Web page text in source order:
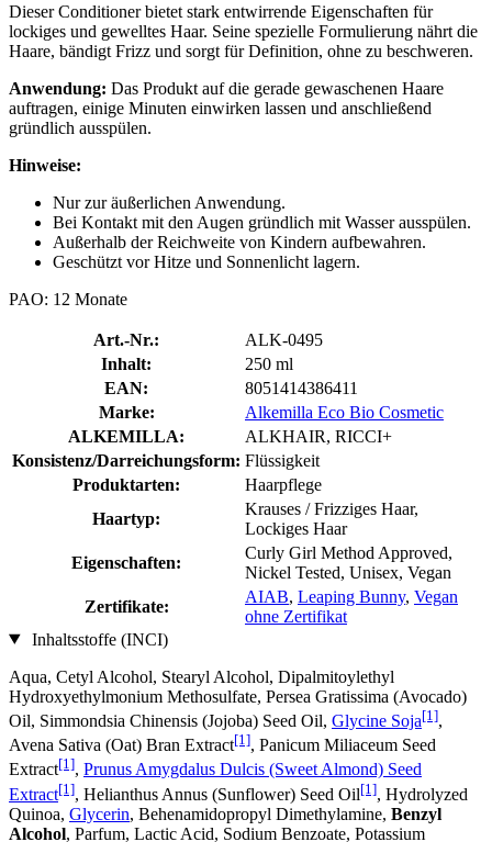
Dieser Conditioner bietet stark entwirrende Eigenschaften für
lockiges und gewelltes Haar. Seine spezielle Formulierung nährt die
Haare, bändigt Frizz und sorgt für Definition, ohne zu beschweren.
Anwendung: Das Produkt auf die gerade gewaschenen Haare
auftragen, einige Minuten einwirken lassen und anschließend
gründlich ausspülen.
Hinweise:
Nur zur äußerlichen Anwendung.
Bei Kontakt mit den Augen gründlich mit Wasser ausspülen.
Außerhalb der Reichweite von Kindern aufbewahren.
Geschützt vor Hitze und Sonnenlicht lagern.
PAO: 12 Monate
Art.-Nr.:
ALK-0495
Inhalt:
250 ml
EAN:
8051414386411
Marke:
Alkemilla Eco Bio Cosmetic
ALKEMILLA:
ALKHAIR, RICCI+
Konsistenz/Darreichungsform: Flüssigkeit
Produktarten:
Haarpflege
Haartyp:
Krauses / Frizziges Haar,
Lockiges Haar
Eigenschaften:
Curly Girl Method Approved,
Nickel Tested, Unisex, Vegan
Zertifikate:
AIAB, Leaping Bunny, Vegan
ohne Zertifikat
Inhaltsstoffe (INCI)
Aqua, Cetyl Alcohol, Stearyl Alcohol, Dipalmitoylethyl
Hydroxyethylmonium Methosulfate, Persea Gratissima (Avocado)
Oil, Simmondsia Chinensis (Jojoba) Seed Oil, Glycine Soja[1],
Avena Sativa (Oat) Bran Extract[1], Panicum Miliaceum Seed
Extract[1], Prunus Amygdalus Dulcis (Sweet Almond) Seed
Extract[1], Helianthus Annus (Sunflower) Seed Oil[1], Hydrolyzed
Quinoa, Glycerin, Behenamidopropyl Dimethylamine, Benzyl
Alcohol, Parfum, Lactic Acid, Sodium Benzoate, Potassium